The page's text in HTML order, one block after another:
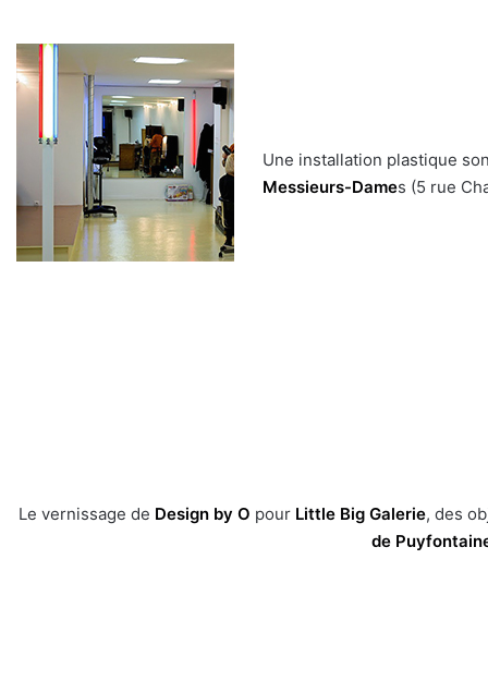
Une installation plastique
Messieurs-Dames (5 rue
Le vernissage de Design by O pour Little Big Galerie, des
de